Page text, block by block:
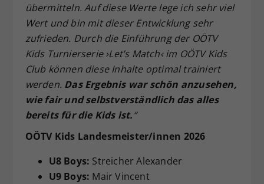
übermitteln. Auf diese Werte lege ich sehr viel
Wert und bin mit dieser Entwicklung sehr
zufrieden. Durch die Einführung der OÖTV
Kids Turnierserie ›Let’s Match‹ im OÖTV Kids
Club können diese Inhalte optimal trainiert
werden. Das Ergebnis war schön anzusehen,
wie fair und selbstverständlich das alles
bereits für die Kids ist.“
OÖTV Kids Landesmeister/innen 2026
U8 Boys: Streicher Alexander
U9 Boys: Mair Vincent